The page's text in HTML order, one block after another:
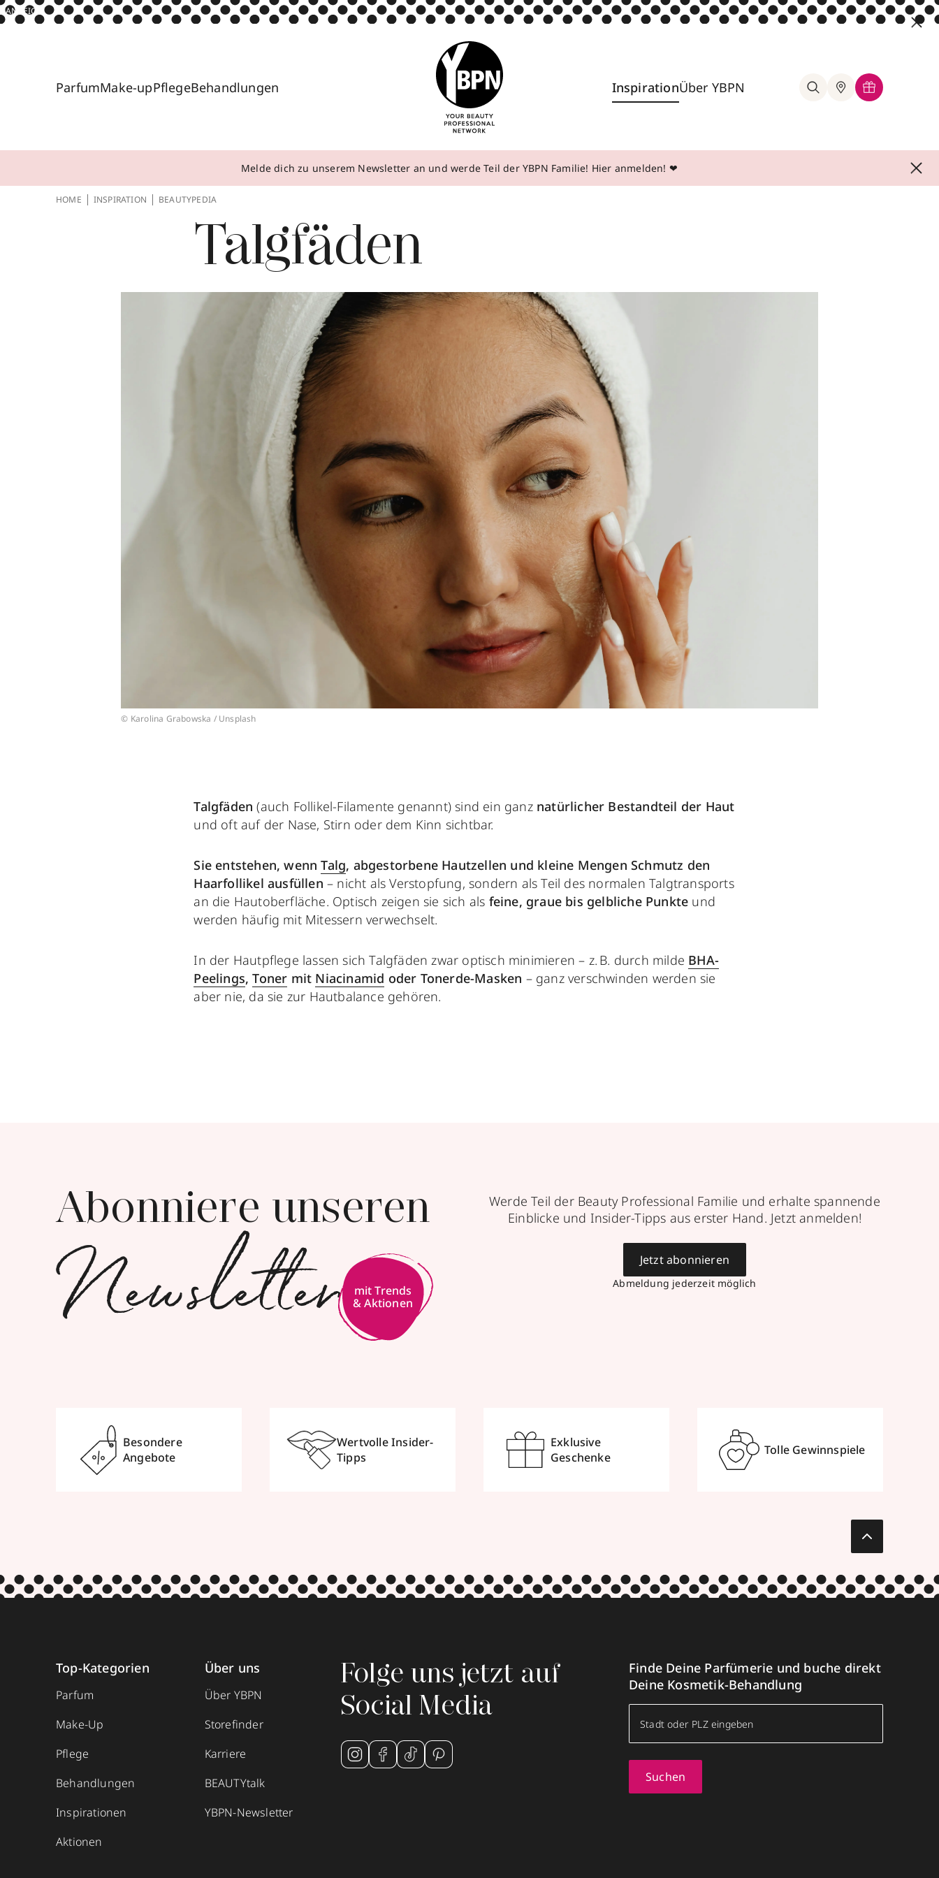
ANZEIGE
ParfumMake-upPflegeBehandlungen InspirationÜber YBPN
Melde dich zu unserem Newsletter an und werde Teil der YBPN Familie! Hier anmelden! ❤
HOME INSPIRATION BEAUTYPEDIA
Talgfäden
© Karolina Grabowska / Unsplash
Talgfäden(auch Follikel-Filamente genannt) sind ein ganz natürlicher Bestandteil der Haut
und oft auf der Nase, Stirn oder dem Kinn sichtbar.
Sie entstehen, wennTalg, abgestorbene Hautzellen und kleine Mengen Schmutz den
Haarfollikel ausfüllen – nicht als Verstopfung, sondern als Teil des normalen Talgtransports
an die Hautoberfläche. Optisch zeigen sie sich als feine, graue bis gelbliche Punkte und
werden häufig mit Mitessern verwechselt.
In der Hautpflege lassen sich Talgfäden zwar optisch minimieren – z. B. durch milde BHA-
Peelings,Toner mit Niacinamid oder Tonerde-Masken – ganz verschwinden werden sie
aber nie, da sie zur Hautbalance gehören.
Abonniere unseren
Newsletter
mit Trends
& Aktionen
Werde Teil der Beauty Professional Familie und erhalte spannende
Einblicke und Insider-Tipps aus erster Hand. Jetzt anmelden!
Abmeldung jederzeit möglich
Jetzt abonnieren
Besondere
Angebote
Wertvolle Insider-
Tipps
Exklusive
Geschenke
Tolle Gewinnspiele
Top-Kategorien
Parfum
Make-Up
Pflege
Behandlungen
Inspirationen
Aktionen
Über uns
Über YBPN
Storefinder
Karriere
BEAUTYtalk
YBPN-Newsletter
Folge uns jetzt auf
Social Media
Finde Deine Parfümerie und buche direkt
Deine Kosmetik-Behandlung
Suchen